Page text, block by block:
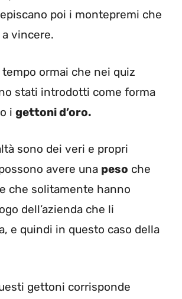
poi i montepremi che
vincere.
tempo ormai che nei quiz
stati introdotti come forma
i gettoni d’oro.
sono dei veri e propri
avere una peso che
che solitamente hanno
dell’azienda che li
e quindi in questo caso della
gettoni corrisponde